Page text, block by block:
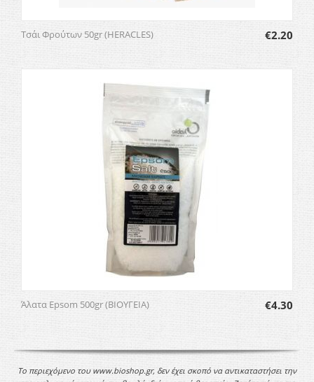
Τσάι Φρούτων 50gr (HERACLES) €2.20
Άλατα Epsom 500gr (ΒΙΟΥΓΕΙΑ) €4.30
Το περιεχόμενο του www.bioshop.gr, δεν έχει σκοπό να αντικαταστήσει την